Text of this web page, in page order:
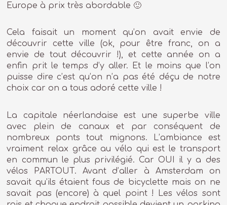
Europe à prix très abordable 🙂
Cela faisait un moment qu’on avait envie de
découvrir cette ville (ok, pour être franc, on a
envie de tout découvrir !), et cette année on a
enfin prit le temps d’y aller. Et le moins que l’on
puisse dire c’est qu’on n’a pas été déçu de notre
choix car on a tous adoré cette ville !
La capitale néerlandaise est une superbe ville
avec plein de canaux et par conséquent de
nombreux ponts tout mignons. L’ambiance est
vraiment relax grâce au vélo qui est le transport
en commun le plus privilégié. Car OUI il y a des
vélos PARTOUT. Avant d’aller à Amsterdam on
savait qu’ils étaient fous de bicyclette mais on ne
savait pas (encore) à quel point ! Les vélos sont